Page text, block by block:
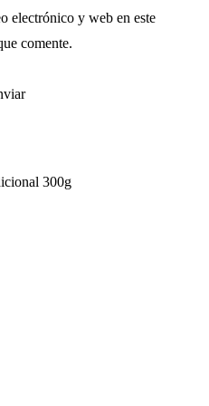
electrónico y web en este
comente.
300g